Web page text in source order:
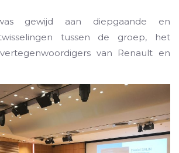
gewijd aan diepgaande en
tussen de groep, het
van Renault en